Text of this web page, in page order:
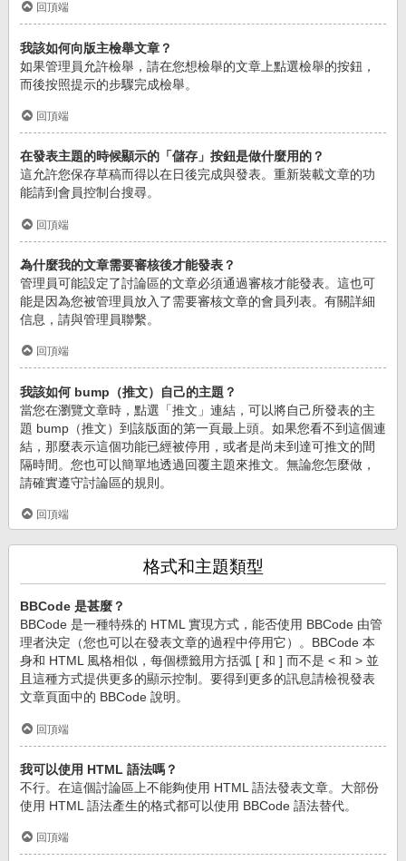
回頂端
我該如何向版主檢舉文章？
如果管理員允許檢舉，請在您想檢舉的文章上點選檢舉的按鈕，
而後按照提示的步驟完成檢舉。
回頂端
在發表主題的時候顯示的「儲存」按鈕是做什麼用的？
這允許您保存草稿而得以在日後完成與發表。重新裝載文章的功
能請到會員控制台搜尋。
回頂端
為什麼我的文章需要審核後才能發表？
管理員可能設定了討論區的文章必須通過審核才能發表。這也可
能是因為您被管理員放入了需要審核文章的會員列表。有關詳細
信息，請與管理員聯繫。
回頂端
我該如何 bump（推文）自己的主題？
當您在瀏覽文章時，點選「推文」連結，可以將自己所發表的主
題 bump（推文）到該版面的第一頁最上頭。如果您看不到這個連
結，那麼表示這個功能已經被停用，或者是尚未到達可推文的間
隔時間。您也可以簡單地透過回覆主題來推文。無論您怎麼做，
請確實遵守討論區的規則。
回頂端
格式和主題類型
BBCode 是甚麼？
BBCode 是一種特殊的 HTML 實現方式，能否使用 BBCode 由管
理者決定（您也可以在發表文章的過程中停用它）。BBCode 本
身和 HTML 風格相似，每個標籤用方括弧 [ 和 ] 而不是 < 和 > 並
且這種方式提供更多的顯示控制。要得到更多的訊息請檢視發表
文章頁面中的 BBCode 說明。
回頂端
我可以使用 HTML 語法嗎？
不行。在這個討論區上不能夠使用 HTML 語法發表文章。大部份
使用 HTML 語法產生的格式都可以使用 BBCode 語法替代。
回頂端